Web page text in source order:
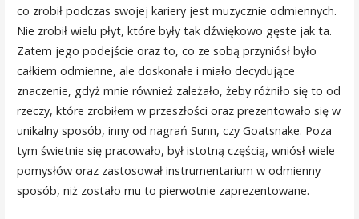
co zrobił podczas swojej kariery jest muzycznie odmiennych.
Nie zrobił wielu płyt, które były tak dźwiękowo gęste jak ta.
Zatem jego podejście oraz to, co ze sobą przyniósł było
całkiem odmienne, ale doskonałe i miało decydujące
znaczenie, gdyż mnie również zależało, żeby różniło się to od
rzeczy, które zrobiłem w przeszłości oraz prezentowało się w
unikalny sposób, inny od nagrań Sunn, czy Goatsnake. Poza
tym świetnie się pracowało, był istotną częścią, wniósł wiele
pomysłów oraz zastosował instrumentarium w odmienny
sposób, niż zostało mu to pierwotnie zaprezentowane.